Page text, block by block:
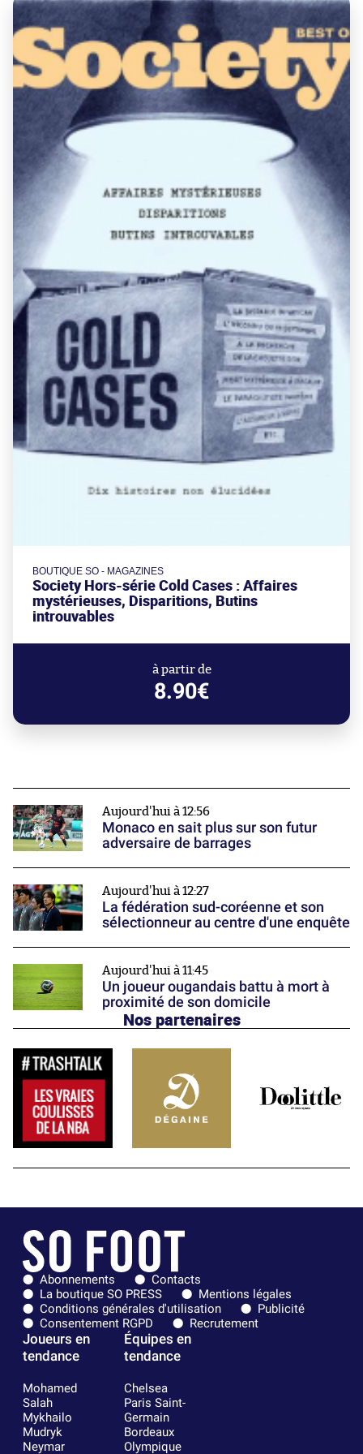
BOUTIQUE SO - MAGAZINES
Society Hors-série Cold Cases : Affaires
mystérieuses, Disparitions, Butins
introuvables
à partir de
8.90€
Aujourd'hui à 12:56
Monaco en sait plus sur son futur
adversaire de barrages
Aujourd'hui à 12:27
La fédération sud-coréenne et son
sélectionneur au centre d'une enquête
Aujourd'hui à 11:45
Un joueur ougandais battu à mort à
proximité de son domicile
Nos partenaires
Abonnements
Contacts
La boutique SO PRESS
Mentions légales
Conditions générales d'utilisation
Publicité
Consentement RGPD
Recrutement
Joueurs en
tendance
Mohamed
Salah
Mykhailo
Mudryk
Neymar
Équipes en
tendance
Chelsea
Paris Saint-
Germain
Bordeaux
Olympique